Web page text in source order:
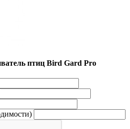
птиц Bird Gard Pro